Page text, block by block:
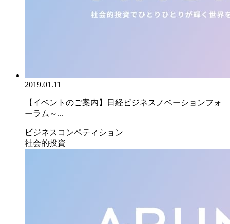
2019.01.11
【イベントのご案内】日経ビジネスノベーションフォ
ーラム～...
ビジネスコンペティション
社会的投資